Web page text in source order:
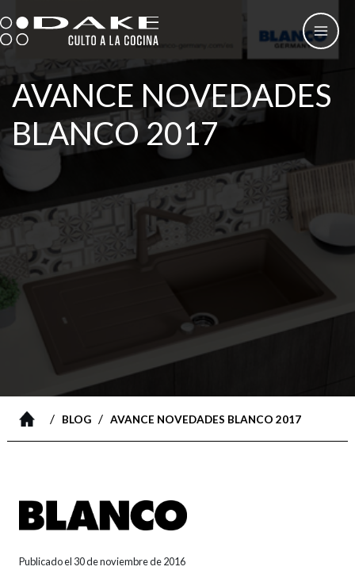
al
contenido
AVANCE NOVEDADES
BLANCO 2017
/ BLOG/ AVANCE NOVEDADES BLANCO 2017
Publicado el 30 de noviembre de 2016